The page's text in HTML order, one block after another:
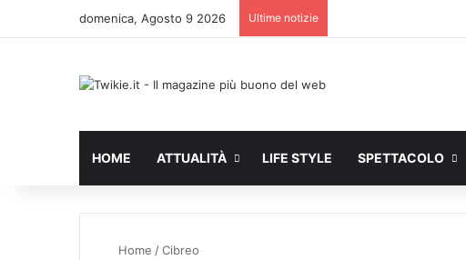
domenica, Agosto 9 2026 Ultime notizie
HOME ATTUALITÀ LIFE STYLE SPETTACOLO
Home /Cibreo